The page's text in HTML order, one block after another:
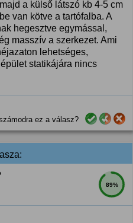
a külső látszó kb 4-5 cm
van kötve a tartófalba. A
hegesztve egymással,
masszív a szerkezet. Ami
lehetséges,
statikájára nincs
ez a válasz?
89%